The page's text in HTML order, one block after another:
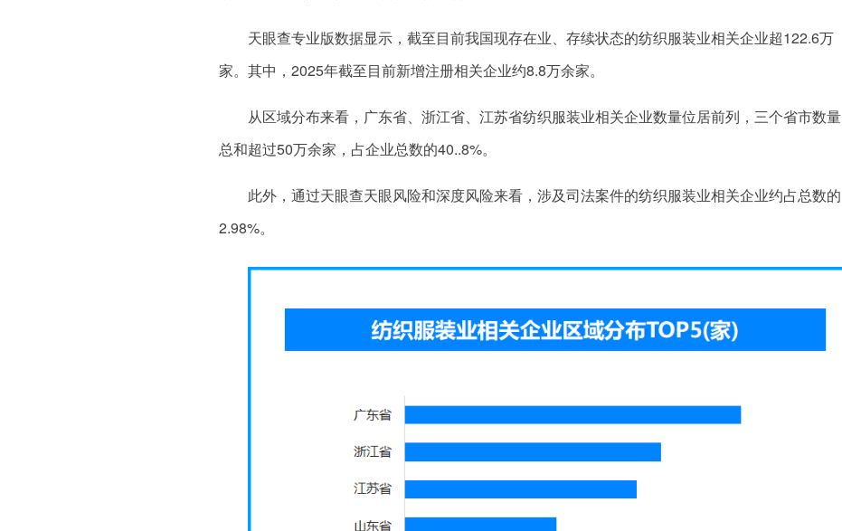
天眼查专业版数据显示，截至目前我国现存在业、存续状态的纺织服装业相关企业超122.6万
家。其中，2025年截至目前新增注册相关企业约8.8万余家。
从区域分布来看，广东省、浙江省、江苏省纺织服装业相关企业数量位居前列，三个省市数量
总和超过50万余家，占企业总数的40..8%。
此外，通过天眼查天眼风险和深度风险来看，涉及司法案件的纺织服装业相关企业约占总数的
2.98%。